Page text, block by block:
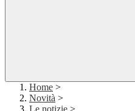
Home >
Novità >